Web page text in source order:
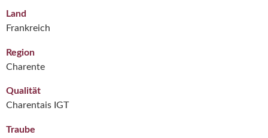
Land
Frankreich
Region
Charente
Qualität
Charentais IGT
Traube